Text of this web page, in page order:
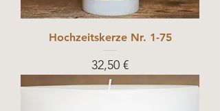
Hochzeitskerze Nr. 1-75
Prix
32,50 €